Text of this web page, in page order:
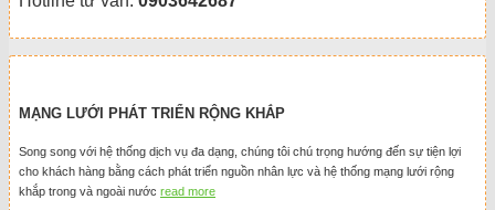
MẠNG LƯỚI PHÁT TRIỂN RỘNG KHẮP
Song song với hệ thống dịch vụ đa dạng, chúng tôi chú trọng hướng đến sự tiện lợi
cho khách hàng bằng cách phát triển nguồn nhân lực và hệ thống mạng lưới rộng
khắp trong và ngoài nước read more